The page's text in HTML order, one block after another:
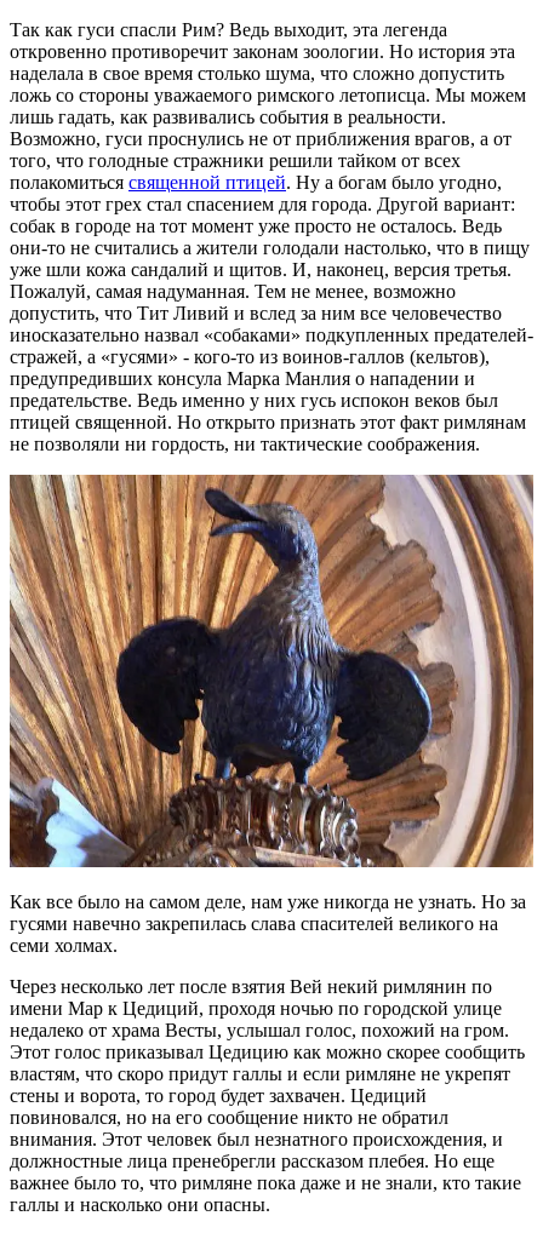
Так как гуси спасли Рим? Ведь выходит, эта легенда
откровенно противоречит законам зоологии. Но история эта
наделала в свое время столько шума, что сложно допустить
ложь со стороны уважаемого римского летописца. Мы можем
лишь гадать, как развивались события в реальности.
Возможно, гуси проснулись не от приближения врагов, а от
того, что голодные стражники решили тайком от всех
полакомиться священной птицей. Ну а богам было угодно,
чтобы этот грех стал спасением для города. Другой вариант:
собак в городе на тот момент уже просто не осталось. Ведь
они-то не считались а жители голодали настолько, что в пищу
уже шли кожа сандалий и щитов. И, наконец, версия третья.
Пожалуй, самая надуманная. Тем не менее, возможно
допустить, что Тит Ливий и вслед за ним все человечество
иносказательно назвал «собаками» подкупленных предателей-
стражей, а «гусями» - кого-то из воинов-галлов (кельтов),
предупредивших консула Марка Манлия о нападении и
предательстве. Ведь именно у них гусь испокон веков был
птицей священной. Но открыто признать этот факт римлянам
не позволяли ни гордость, ни тактические соображения.
Как все было на самом деле, нам уже никогда не узнать. Но за
гусями навечно закрепилась слава спасителей великого на
семи холмах.
Через несколько лет после взятия Вей некий римлянин по
имени Мар к Цедиций, проходя ночью по городской улице
недалеко от храма Весты, услышал голос, похожий на гром.
Этот голос приказывал Цедицию как можно скорее сообщить
властям, что скоро придут галлы и если римляне не укрепят
стены и ворота, то город будет захвачен. Цедиций
повиновался, но на его сообщение никто не обратил
внимания. Этот человек был незнатного происхождения, и
должностные лица пренебрегли рассказом плебея. Но еще
важнее было то, что римляне пока даже и не знали, кто такие
галлы и насколько они опасны.